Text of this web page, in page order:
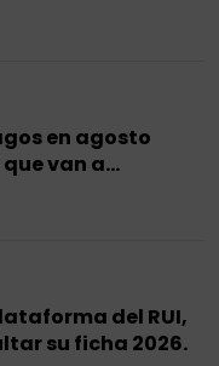
en agosto
van a
del RUI,
su ficha 2026.